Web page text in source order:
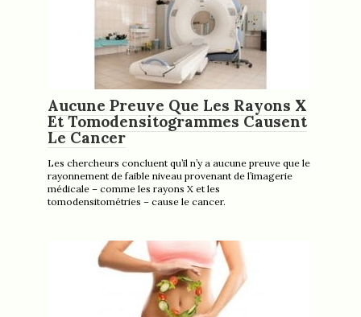
Aucune Preuve Que Les Rayons X
Et Tomodensitogrammes Causent
Le Cancer
Les chercheurs concluent qu’il n’y a aucune preuve que le
rayonnement de faible niveau provenant de l’imagerie
médicale – comme les rayons X et les
tomodensitométries – cause le cancer.